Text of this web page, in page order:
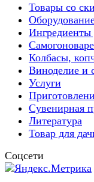
Товары со
Ингредиенты
Колбасы,
Виноделие и
Услуги
Сувенирная
Литература
Товар для
Соцсети